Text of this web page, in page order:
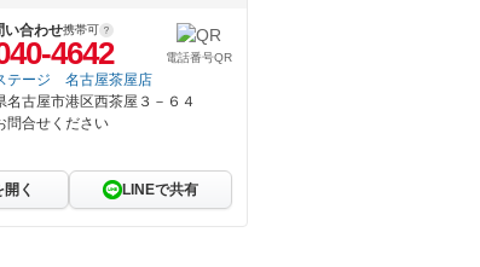
い合わせ携帯可
4642 電話番号QR
テージ 名古屋茶屋店
名古屋市港区西茶屋３－６４
問合せください
く LINEで共有